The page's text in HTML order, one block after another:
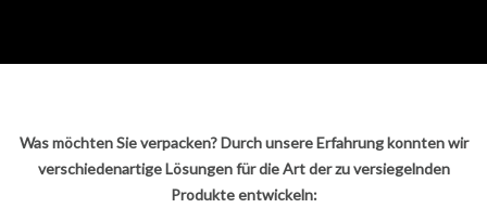
Was möchten Sie verpacken? Durch unsere Erfahrung konnten wir
verschiedenartige Lösungen für die Art der zu versiegelnden
Produkte entwickeln: